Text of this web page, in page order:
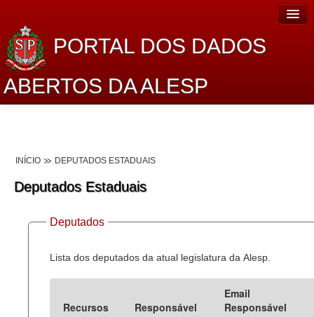
PORTAL DOS DADOS
ABERTOS DA ALESP
Lei de Acesso à Informação
Dados Governamentais Abertos
Planejamento
Catálogo de dados
Processo Legislativo
INÍCIO DEPUTADOS ESTADUAIS
Deputados Estaduais
Deputados
Lista dos deputados da atual legislatura da Alesp.
Recursos Responsável
Email
Responsável